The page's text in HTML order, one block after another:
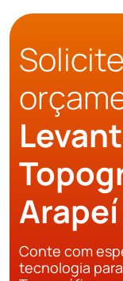
Arapeí
Conte com
tecnologia